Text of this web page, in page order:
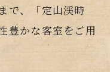
で、「定山渓時
豊かな客室をご用